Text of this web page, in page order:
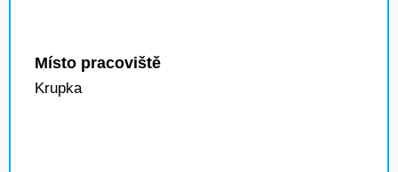
Místo pracoviště
Krupka